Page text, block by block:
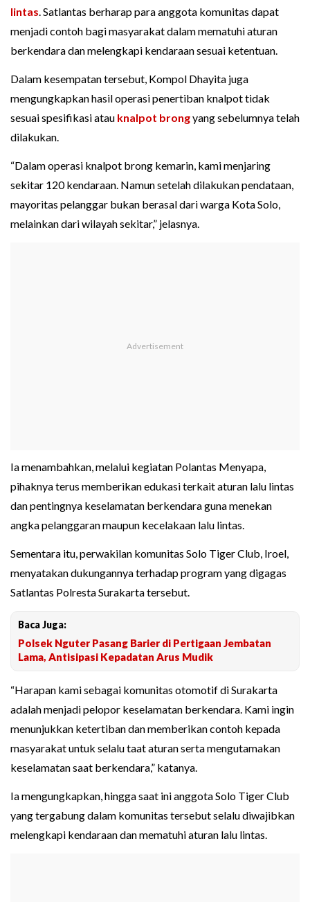
lintas. Satlantas berharap para anggota komunitas dapat
menjadi contoh bagi masyarakat dalam mematuhi aturan
berkendara dan melengkapi kendaraan sesuai ketentuan.
Dalam kesempatan tersebut, Kompol Dhayita juga
mengungkapkan hasil operasi penertiban knalpot tidak
sesuai spesifikasi atau knalpot brongyang sebelumnya telah
dilakukan.
“Dalam operasi knalpot brong kemarin, kami menjaring
sekitar 120 kendaraan. Namun setelah dilakukan pendataan,
mayoritas pelanggar bukan berasal dari warga Kota Solo,
melainkan dari wilayah sekitar,” jelasnya.
Ia menambahkan, melalui kegiatan Polantas Menyapa,
pihaknya terus memberikan edukasi terkait aturan lalu lintas
dan pentingnya keselamatan berkendara guna menekan
angka pelanggaran maupun kecelakaan lalu lintas.
Sementara itu, perwakilan komunitas Solo Tiger Club, Iroel,
menyatakan dukungannya terhadap program yang digagas
Satlantas Polresta Surakarta tersebut.
Baca Juga:
Polsek Nguter Pasang Barier di Pertigaan Jembatan
Lama, Antisipasi Kepadatan Arus Mudik
“Harapan kami sebagai komunitas otomotif di Surakarta
adalah menjadi pelopor keselamatan berkendara. Kami ingin
menunjukkan ketertiban dan memberikan contoh kepada
masyarakat untuk selalu taat aturan serta mengutamakan
keselamatan saat berkendara,” katanya.
Ia mengungkapkan, hingga saat ini anggota Solo Tiger Club
yang tergabung dalam komunitas tersebut selalu diwajibkan
melengkapi kendaraan dan mematuhi aturan lalu lintas.